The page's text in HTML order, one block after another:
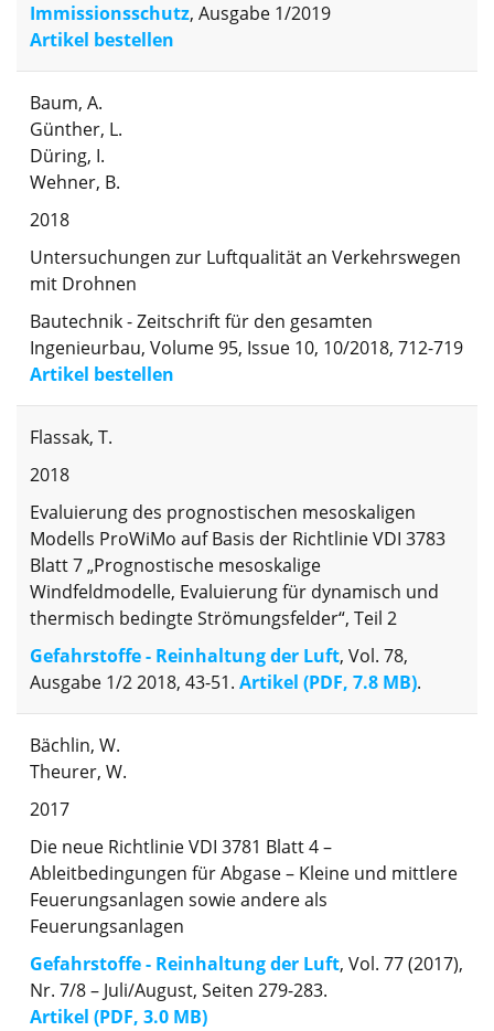
Immissionsschutz, Ausgabe 1/2019
Artikel bestellen
Baum, A.
Günther, L.
Düring, I.
Wehner, B.
2018
Untersuchungen zur Luftqualität an Verkehrswegen
mit Drohnen
Bautechnik - Zeitschrift für den gesamten
Ingenieurbau, Volume 95, Issue 10, 10/2018, 712-719
Artikel bestellen
Flassak, T.
2018
Evaluierung des prognostischen mesoskaligen
Modells ProWiMo auf Basis der Richtlinie VDI 3783
Blatt 7 „Prognostische mesoskalige
Windfeldmodelle, Evaluierung für dynamisch und
thermisch bedingte Strömungsfelder“, Teil 2
Gefahrstoffe - Reinhaltung der Luft, Vol. 78,
Ausgabe 1/2 2018, 43-51. Artikel (PDF, 7.8 MB).
Bächlin, W.
Theurer, W.
2017
Die neue Richtlinie VDI 3781 Blatt 4 –
Ableitbedingungen für Abgase – Kleine und mittlere
Feuerungsanlagen sowie andere als
Feuerungsanlagen
Gefahrstoffe - Reinhaltung der Luft, Vol. 77 (2017),
Nr. 7/8 – Juli/August, Seiten 279-283.
Artikel (PDF, 3.0 MB)